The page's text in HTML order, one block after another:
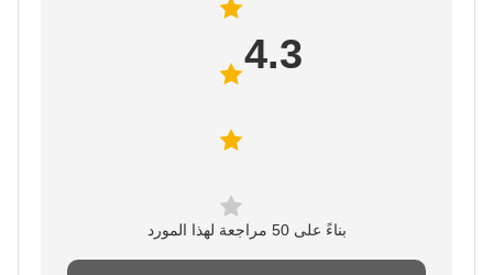
4.3
بناءً على 50 مراجعة لهذا المورد